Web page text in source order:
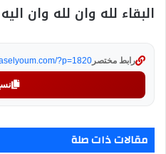
البقاء لله وان لله وان
رابط مختصر ?p=1820
مقالات ذات صلة